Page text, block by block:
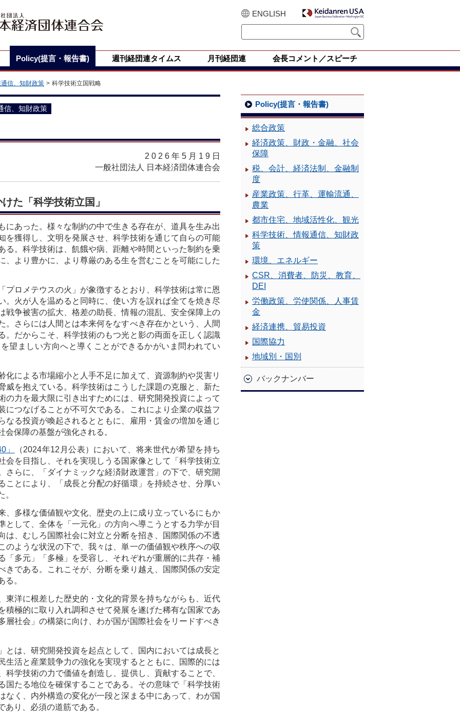
ENGLISH
Policy(提言・報告書) 週刊経団連タイムス 月刊経団連 会長コメント／スピーチ
信、知財政策 科学技術立国戦略
信、知財政策
2026年5月19 日
一般社団法人 日本経済団体連合会
た「科学技術立国」
にあった。様々な制約の中で生きる存在が、道具を生み出
を獲得し、文明を発展させ、科学技術を通じて自らの可能
る。科学技術は、飢餓や病、距離や時間といった制約を乗
、より豊かに、より尊厳のある生を営むことを可能にした
プロメテウスの火」が象徴するとおり、科学技術は常に恩
。火が人を温めると同時に、使い方を誤れば全てを焼き尽
戦争被害の拡大、格差の助長、情報の混乱、安全保障上の
。さらには人間とは本来何をなすべき存在かという、人間
。だからこそ、科学技術のもつ光と影の両面を正しく認識
望ましい方向へと導くことができるかがいま問われてい
化による市場縮小と人手不足に加えて、資源制約や災害リ
威を抱えている。科学技術はこうした課題の克服と、新た
の力を最大限に引き出すためには、研究開発投資によって
につなげることが不可欠である。これにより企業の収益フ
なる投資が喚起されるとともに、雇用・賃金の増加を通じ
保障の基盤が強化される。
」
（2024年12月公表）において、将来世代が希望を持ち
会を目指し、それを実現しうる国家像として「科学技術立
さらに、「ダイナミックな経済財政運営」の下で、研究開
ことにより、「成長と分配の好循環」を持続させ、分厚い
。
、多様な価値観や文化、歴史の上に成り立っているにもか
として、全体を「一元化」の方向へ導こうとする力学が目
は、むしろ国際社会に対立と分断を招き、国際関係の不透
のような状況の下で、我々は、単一の価値観や秩序への収
「多元」「多極」を受容し、それぞれが重層的に共存・補
きである。これこそが、分断を乗り越え、国際関係の安定
る。
東洋に根差した歴史的・文化的背景を持ちながらも、近代
積極的に取り入れ調和させて発展を遂げた稀有な国家であ
層社会」の構築に向け、わが国が国際社会をリードすべき
とは、研究開発投資を起点として、国内においては成長と
生活と産業競争力の強化を実現するとともに、国際的には
学技術の力で価値を創造し、提供し、貢献することで、
国たる地位を確保することである。その意味で「科学技術
なく、内外構造の変化が一段と深まる中にあって、わが国
り、必須の道筋である。
Policy(提言・報告書)
総合政策
経済政策、財政・金融、社会
保障
税、会計、経済法制、金融制
度
産業政策、行革、運輸流通、
農業
都市住宅、地域活性化、観光
科学技術、情報通信、知財政
策
環境、エネルギー
CSR、消費者、防災、教育、
DEI
労働政策、労使関係、人事賃
金
経済連携、貿易投資
国際協力
地域別・国別
バックナンバー